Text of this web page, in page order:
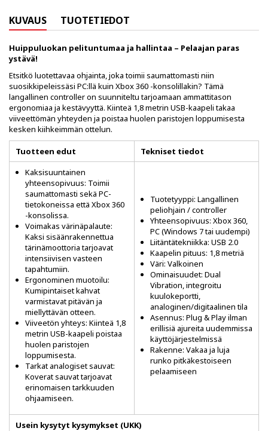
KUVAUS TUOTETIEDOT
Huippuluokan pelituntumaa ja hallintaa – Pelaajan paras
ystävä!
Etsitkö luotettavaa ohjainta, joka toimii saumattomasti niin
suosikkipeleissäsi PC:llä kuin Xbox 360 -konsolillakin? Tämä
langallinen controller on suunniteltu tarjoamaan ammattitason
ergonomiaa ja kestävyyttä. Kiinteä 1,8 metrin USB-kaapeli takaa
viiveettömän yhteyden ja poistaa huolen paristojen loppumisesta
kesken kiihkeimmän ottelun.
Tuotteen edut
Tekniset tiedot
Kaksisuuntainen
yhteensopivuus: Toimii
saumattomasti sekä PC-
tietokoneissa että Xbox 360
-konsolissa.
Voimakas värinäpalaute:
Kaksi sisäänrakennettua
tärinämoottoria tarjoavat
intensiivisen vasteen
tapahtumiin.
Ergonominen muotoilu:
Kumipintaiset kahvat
varmistavat pitävän ja
miellyttävän otteen.
Viiveetön yhteys: Kiinteä 1,8
metrin USB-kaapeli poistaa
huolen paristojen
loppumisesta.
Tarkat analogiset sauvat:
Koverat sauvat tarjoavat
erinomaisen tarkkuuden
ohjaamiseen.
Tuotetyyppi: Langallinen
peliohjain / controller
Yhteensopivuus: Xbox 360,
PC (Windows 7 tai uudempi)
Liitäntätekniikka: USB 2.0
Kaapelin pituus: 1,8 metriä
Väri: Valkoinen
Ominaisuudet: Dual
Vibration, integroitu
kuulokeportti,
analoginen/digitaalinen tila
Asennus: Plug & Play ilman
erillisiä ajureita uudemmissa
käyttöjärjestelmissä
Rakenne: Vakaa ja luja
runko pitkäkestoiseen
pelaamiseen
Usein kysytyt kysymykset (UKK)